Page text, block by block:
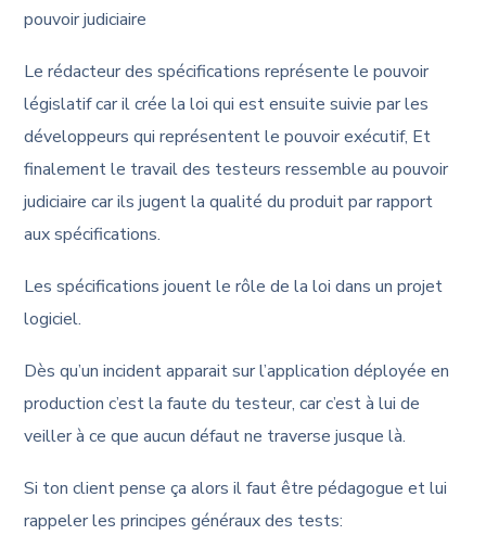
pouvoir judiciaire
Le rédacteur des spécifications représente le pouvoir
législatif car il crée la loi qui est ensuite suivie par les
développeurs qui représentent le pouvoir exécutif, Et
finalement le travail des testeurs ressemble au pouvoir
judiciaire car ils jugent la qualité du produit par rapport
aux spécifications.
Les spécifications jouent le rôle de la loi dans un projet
logiciel.
Dès qu’un incident apparait sur l’application déployée en
production c’est la faute du testeur, car c’est à lui de
veiller à ce que aucun défaut ne traverse jusque là.
Si ton client pense ça alors il faut être pédagogue et lui
rappeler les principes généraux des tests: